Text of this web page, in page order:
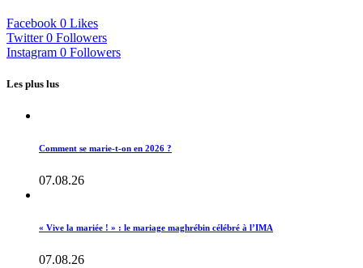
Facebook 0 Likes
Twitter 0 Followers
Instagram 0 Followers
Les plus lus
Comment se marie-t-on en 2026 ?
07.08.26
« Vive la mariée ! » : le mariage maghrébin célébré à l’IMA
07.08.26